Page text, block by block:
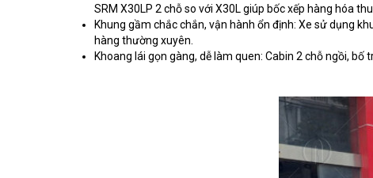
SRM X30LP 2 chỗ so với X30L giúp bốc xếp hàng hóa
Khung gầm chắc chắn, vận hành ổn định: Xe sử dụng
hàng thường xuyên.
Khoang lái gọn gàng, dễ làm quen: Cabin 2 chỗ ngồi,